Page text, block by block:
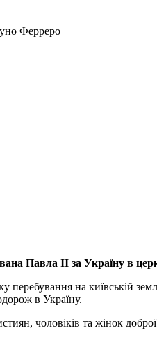
Ферреро
Павла ІІ за Україну в
на київській
в Україну.
чоловіків та жінок